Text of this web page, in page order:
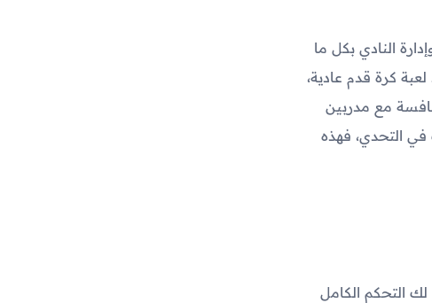
النادي بكل ما
لعبة كرة قدم عادية،
مع مدربين
التحدي، فهذه
التحكم الكامل